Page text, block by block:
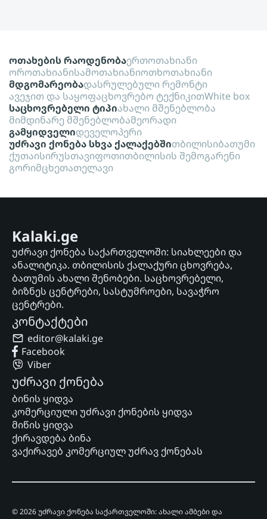
ოთახების რაოდენობაერთოთახიანი
ოროთახიანისამოთახიანიოთხოთახიანი
მდგომარეობადასრულებული რემონტი
ავეჯით და საყოფაცხოვრებო ტექნიკითWhite box
საცხოვრებელი ტიპიახალი მშენებლობა
მიმდინარე მშენებლობამეორადი
გამყიდველიდეველოპერი
უძრავი ქონება სხვა ქალაქებშითბილისიბათუმი
ქუთაისირუსთავიფოთითბილისის შემოგარენი
გორიმცხეთათელავი
Kalaki.ge
უძრავი ქონება საქართველოში: სიახლეები და
ანალიტიკა. თბილისის ქალაქური ცხოვრება,
ბათუმის ახალი შენობები. საცხოვრებელი,
ბიზნეს ცენტრები, სასტუმროები, სავაჭრო
ცენტრები.
კონტაქტები
editor@kalaki.ge
Facebook
Viber
უძრავი ქონება
ბინის ყიდვა
კომერციული უძრავი ქონების ყიდვა
მიწის ყიდვა
ქირავდება ბინა
ვაქირავებ კომერციულ უძრავ ქონებას
© 2026 უძრავი ქონება საქართველოში: ახალი ამბები და